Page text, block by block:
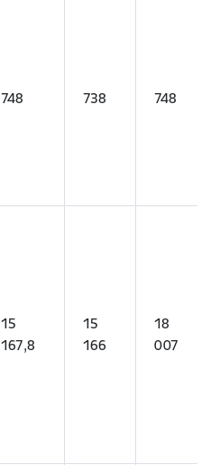
748 738 748
15
167,8
15
166
18
007